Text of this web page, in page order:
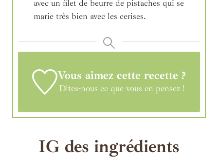
avec un filet de beurre de pistaches qui se
marie très bien avec les cerises.
Vous aimez cette recette ?
Dites-nous ce que vous en pensez !
IG des ingrédients